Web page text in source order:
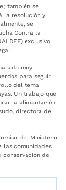
también se
la resolución y
se
Contra la
exclusivo
sido muy
para seguir
del tema
Un trabajo que
la alimentación
directora de
del Ministerio
las comunidades
conservación de